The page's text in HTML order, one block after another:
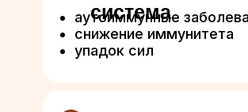
система
аутоиммунные
снижение иммунитета
упадок сил